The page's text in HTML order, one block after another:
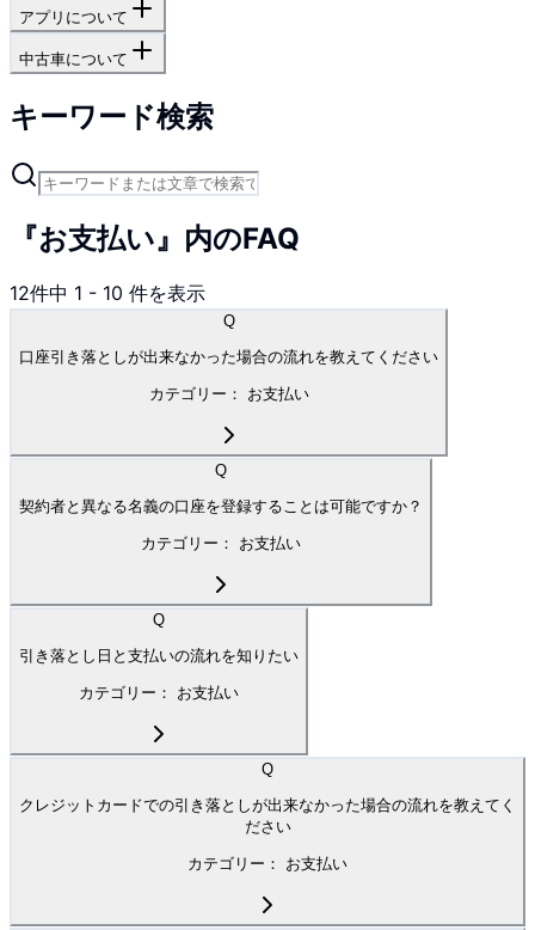
アプリについて
中古車について
キーワード検索
『お支払い』内のFAQ
12件中 1 - 10 件を表示
Q
口座引き落としが出来なかった場合の流れを教えてください
カテゴリー： お支払い
Q
契約者と異なる名義の口座を登録することは可能ですか？
カテゴリー： お支払い
Q
引き落とし日と支払いの流れを知りたい
カテゴリー： お支払い
Q
クレジットカードでの引き落としが出来なかった場合の流れを教えてく
ださい
カテゴリー： お支払い